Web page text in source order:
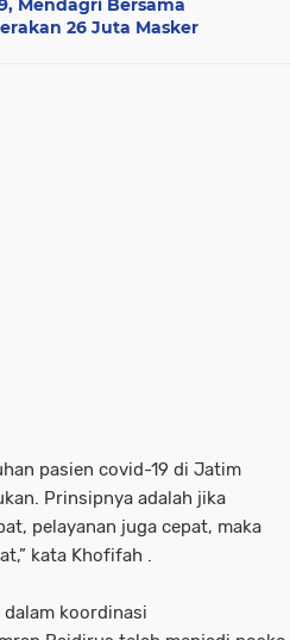
26 Juta Masker
pasien covid-19 di Jatim
Prinsipnya adalah jika
pelayanan juga cepat, maka
kata Khofifah .
dalam koordinasi